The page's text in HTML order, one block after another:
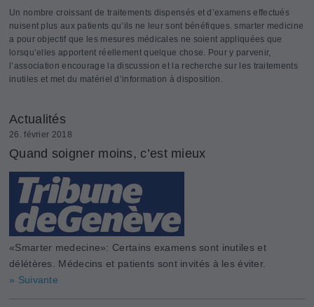
Un nombre croissant de traitements dispensés et d’examens effectués
nuisent plus aux patients qu’ils ne leur sont bénéfiques. smarter medicine
a pour objectif que les mesures médicales ne soient appliquées que
lorsqu’elles apportent réellement quelque chose. Pour y parvenir,
l’association encourage la discussion et la recherche sur les traitements
inutiles et met du matériel d’information à disposition.
Actualités
26. février 2018
Quand soigner moins, c’est mieux
«Smarter medecine»: Certains examens sont inutiles et
délétères. Médecins et patients sont invités à les éviter.
» Suivante